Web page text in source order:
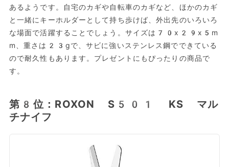
あるようです。自宅のカギや自転車のカギなど、ほかのカギ
と一緒にキーホルダーとして持ち歩けば、外出先のいろいろ
な場面で活躍することでしょう。サイズは70x29x5m
m、重さは23gで、サビに強いステンレス鋼でできている
ので耐久性もあります。プレゼントにもぴったりの商品で
す。
第8位：ROXON S501 KS マル
チナイフ